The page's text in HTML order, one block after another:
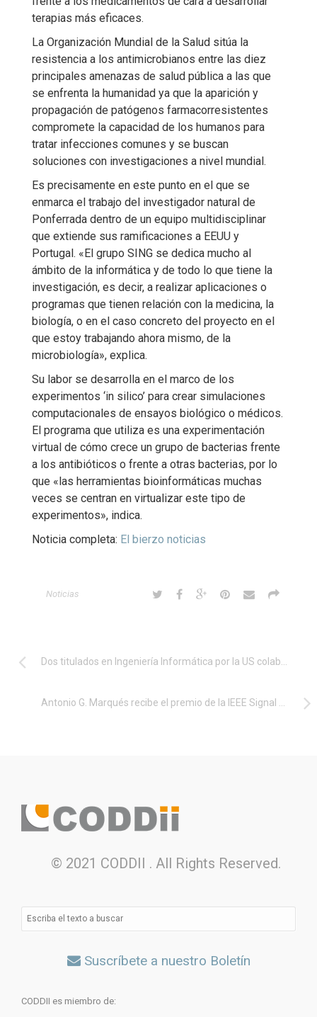
terapias más eficaces.
La Organización Mundial de la Salud sitúa la
resistencia a los antimicrobianos entre las diez
principales amenazas de salud pública a las que
se enfrenta la humanidad ya que la aparición y
propagación de patógenos farmacorresistentes
compromete la capacidad de los humanos para
tratar infecciones comunes y se buscan
soluciones con investigaciones a nivel mundial.
Es precisamente en este punto en el que se
enmarca el trabajo del investigador natural de
Ponferrada dentro de un equipo multidisciplinar
que extiende sus ramificaciones a EEUU y
Portugal. «El grupo SING se dedica mucho al
ámbito de la informática y de todo lo que tiene la
investigación, es decir, a realizar aplicaciones o
programas que tienen relación con la medicina, la
biología, o en el caso concreto del proyecto en el
que estoy trabajando ahora mismo, de la
microbiología», explica.
Su labor se desarrolla en el marco de los
experimentos ‘in silico’ para crear simulaciones
computacionales de ensayos biológico o médicos.
El programa que utiliza es una experimentación
virtual de cómo crece un grupo de bacterias frente
a los antibióticos o frente a otras bacterias, por lo
que «las herramientas bioinformáticas muchas
veces se centran en virtualizar este tipo de
experimentos», indica.
Noticia completa: El bierzo noticias
Noticias
© 2021 CODDII . All Rights Reserved.
Suscríbete a nuestro Boletín
CODDII es miembro de: